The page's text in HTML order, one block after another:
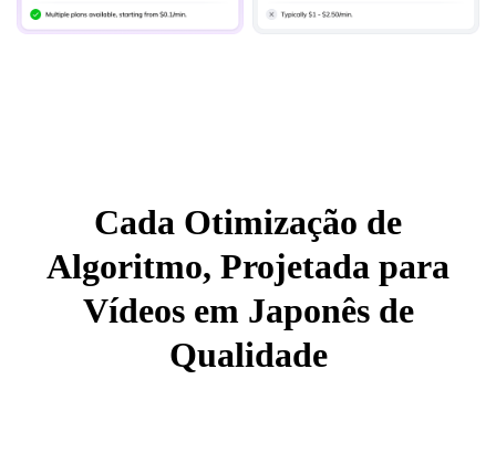
Cada Otimização de
Algoritmo, Projetada para
Vídeos em Japonês de
Qualidade